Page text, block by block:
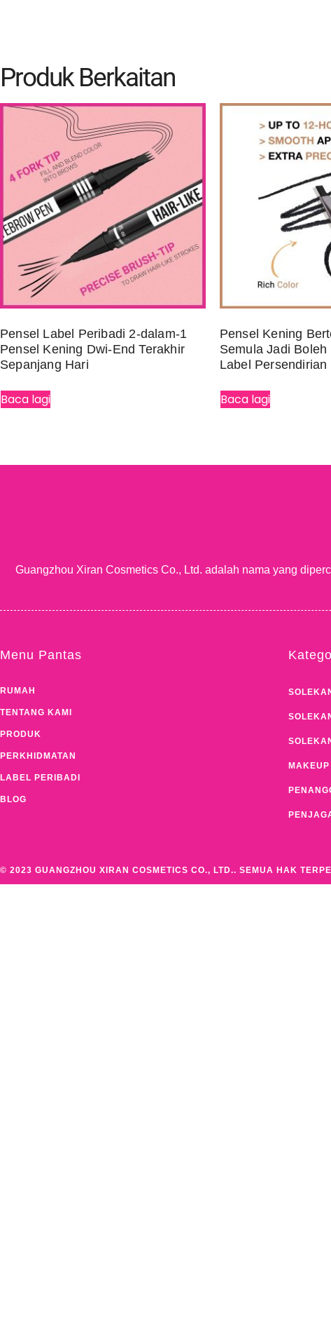
Produk Berkaitan
Pensel Label Peribadi 2-dalam-1
Pensel Kening Dwi-End Terakhir
Sepanjang Hari
Baca lagi
Pensel Kening
Semula Jadi
Label Persendirian
Baca lagi
Guangzhou Xiran Cosmetics Co., Ltd. adalah nama yang
Menu Pantas
RUMAH
TENTANG KAMI
PRODUK
PERKHIDMATAN
LABEL PERIBADI
BLOG
© 2023 GUANGZHOU XIRAN COSMETICS CO., LTD.. SEMUA HAK